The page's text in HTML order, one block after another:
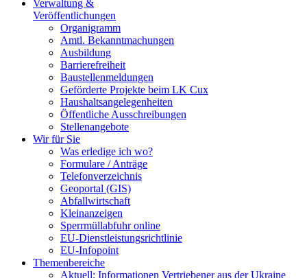
Verwaltung &
Veröffentlichungen
Organigramm
Amtl. Bekanntmachungen
Ausbildung
Barrierefreiheit
Baustellenmeldungen
Geförderte Projekte beim LK Cux
Haushaltsangelegenheiten
Öffentliche Ausschreibungen
Stellenangebote
Wir für Sie
Was erledige ich wo?
Formulare / Anträge
Telefonverzeichnis
Geoportal (GIS)
Abfallwirtschaft
Kleinanzeigen
Sperrmüllabfuhr online
EU-Dienstleistungsrichtlinie
EU-Infopoint
Themenbereiche
Aktuell: Informationen Vertriebener aus der Ukraine